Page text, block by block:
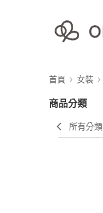
首頁 女裝
商品分類
所有分類